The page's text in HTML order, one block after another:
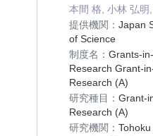
本間 格, 小林 弘明
提供機関： Japan
of Science
制度名： Grants-
Research Grant-
Research (A)
研究種目： Grant-
Research (A)
研究機関：